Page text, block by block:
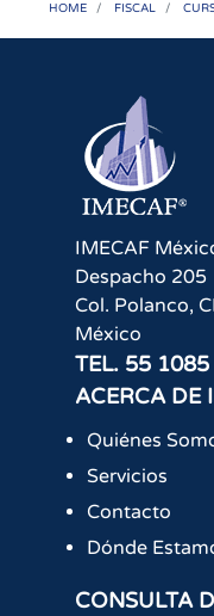
HOME FISCAL
IMECAF
Despacho 205
Col. Polanco,
México
TEL. 55
ACERCA DE
Quiénes
Servicios
Contacto
Dónde
CONSULTA